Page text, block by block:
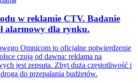
w reklamie CTV. Badanie
alarmowy dla rynku.
Omnicom to oficjalne potwierdzenie
czują od dawna: reklama na
jest zepsuta. Zbyt duża częstotliwość i
do przepalania budżetów.